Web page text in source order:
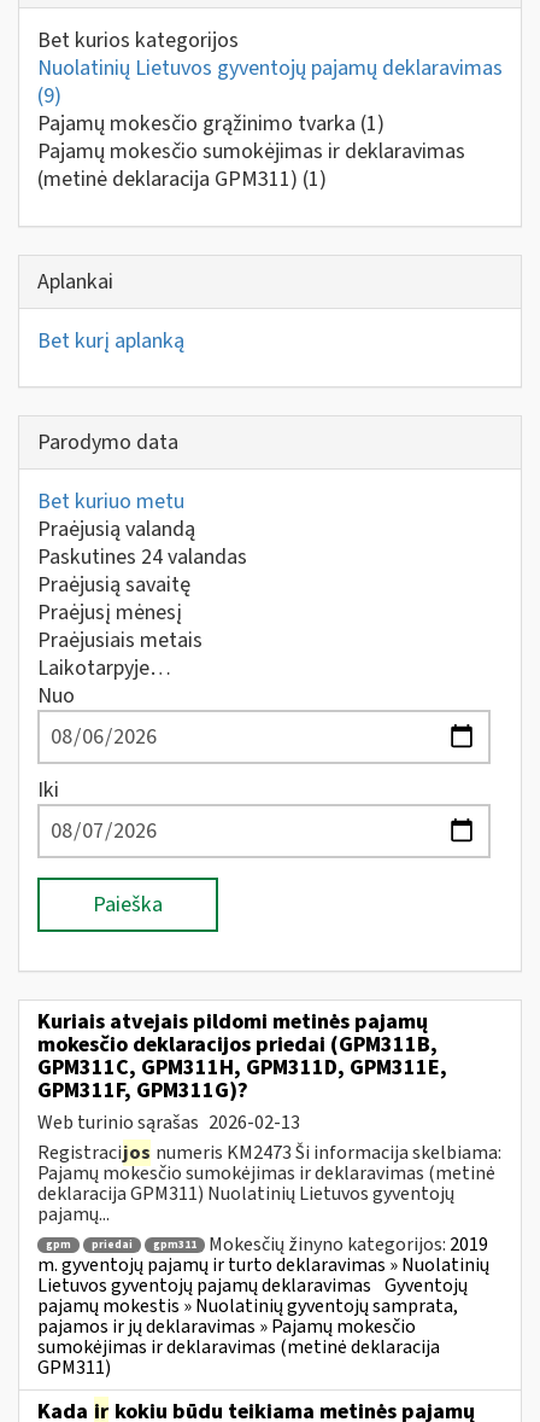
Bet kurios kategorijos
Nuolatinių Lietuvos gyventojų pajamų deklaravimas
(9)
Pajamų mokesčio grąžinimo tvarka (1)
Pajamų mokesčio sumokėjimas ir deklaravimas
(metinė deklaracija GPM311) (1)
Aplankai
Bet kurį aplanką
Parodymo data
Bet kuriuo metu
Praėjusią valandą
Paskutines 24 valandas
Praėjusią savaitę
Praėjusį mėnesį
Praėjusiais metais
Laikotarpyje…
Nuo
Iki
Paieška
Kuriais atvejais pildomi metinės pajamų
mokesčio deklaracijos priedai (GPM311B,
GPM311C, GPM311H, GPM311D, GPM311E,
GPM311F, GPM311G)?
Web turinio sąrašas 2026-02-13
Registracijos numeris KM2473 Ši informacija skelbiama:
Pajamų mokesčio sumokėjimas ir deklaravimas (metinė
deklaracija GPM311) Nuolatinių Lietuvos gyventojų
pajamų...
gpm priedai gpm311 Mokesčių žinyno kategorijos: 2019
m. gyventojų pajamų ir turto deklaravimas » Nuolatinių
Lietuvos gyventojų pajamų deklaravimas Gyventojų
pajamų mokestis » Nuolatinių gyventojų samprata,
pajamos ir jų deklaravimas » Pajamų mokesčio
sumokėjimas ir deklaravimas (metinė deklaracija
GPM311)
Kada ir kokiu būdu teikiama metinės pajamų